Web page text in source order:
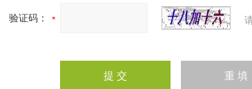
验证码：